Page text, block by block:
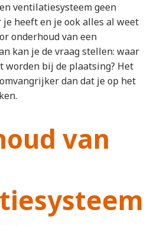
ventilatiesysteem geen
je heeft en je ook alles al weet
onderhoud van een
kan je de vraag stellen: waar
worden bij de plaatsing? Het
dan dat je op het
van